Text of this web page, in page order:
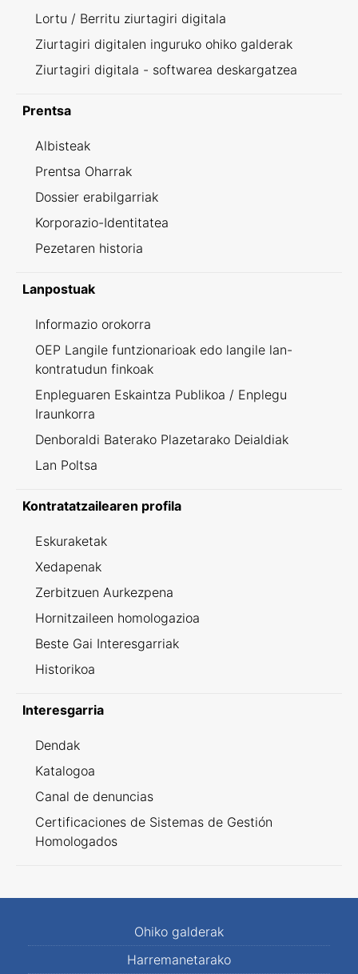
Lortu / Berritu ziurtagiri digitala
Ziurtagiri digitalen inguruko ohiko galderak
Ziurtagiri digitala - softwarea deskargatzea
Prentsa
Albisteak
Prentsa Oharrak
Dossier erabilgarriak
Korporazio-Identitatea
Pezetaren historia
Lanpostuak
Informazio orokorra
OEP Langile funtzionarioak edo langile lan-
kontratudun finkoak
Enpleguaren Eskaintza Publikoa / Enplegu
Iraunkorra
Denboraldi Baterako Plazetarako Deialdiak
Lan Poltsa
Kontratatzailearen profila
Eskuraketak
Xedapenak
Zerbitzuen Aurkezpena
Hornitzaileen homologazioa
Beste Gai Interesgarriak
Historikoa
Interesgarria
Dendak
Katalogoa
Canal de denuncias
Certificaciones de Sistemas de Gestión
Homologados
Ohiko galderak
Harremanetarako